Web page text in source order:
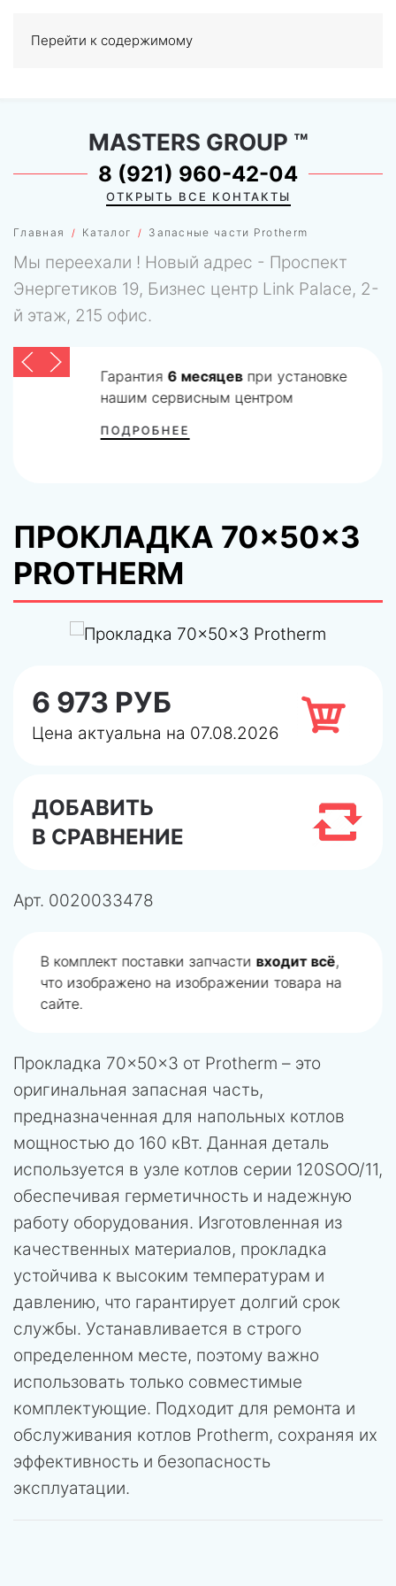
Перейти к содержимому
0
Главная Каталог Запасные части Protherm
MASTERS GROUP ™
8 (921) 960-42-04
ОТКРЫТЬ ВСЕ КОНТАКТЫ
Мы переехали ! Новый адрес - Проспект
Энергетиков 19, Бизнес центр Link Palace, 2-
й этаж, 215 офис.
Гарантия 6 месяцевпри установке
нашим сервисным центром
ПОДРОБНЕЕ
ПРОКЛАДКА 70×50×3
PROTHERM
6 973 РУБ
Цена актуальна на 07.08.2026
ДОБАВИТЬ
В СРАВНЕНИЕ
Арт. 0020033478
В комплект поставки запчасти входит всё,
что изображено на изображении товара на
сайте.
Прокладка 70×50×3 от Protherm – это
оригинальная запасная часть,
предназначенная для напольных котлов
мощностью до 160 кВт. Данная деталь
используется в узле котлов серии 120SOO/11,
обеспечивая герметичность и надежную
работу оборудования. Изготовленная из
качественных материалов, прокладка
устойчива к высоким температурам и
давлению, что гарантирует долгий срок
службы. Устанавливается в строго
определенном месте, поэтому важно
использовать только совместимые
комплектующие. Подходит для ремонта и
обслуживания котлов Protherm, сохраняя их
эффективность и безопасность
эксплуатации.